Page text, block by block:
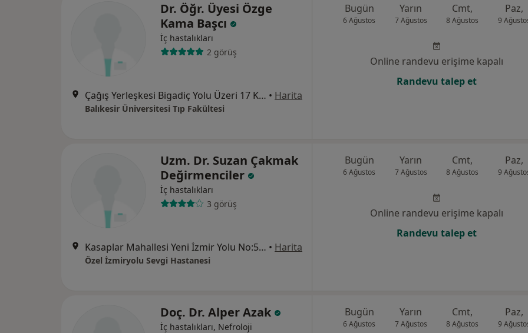
Dr. Öğr. Üyesi Özge
Kama Başcı
İç hastalıkları
2 görüş
Çağış Yerleşkesi Bigadiç Yolu Üzeri 17 Km, Balıkesir • Harita
Balıkesir Üniversitesi Tıp Fakültesi
Bugün
6 Ağustos
Yarın
7 Ağustos
Cmt,
8 Ağustos
Paz,
9
Online randevu erişime kapalı
Randevu talep et
Uzm. Dr. Suzan Çakmak
Değirmenciler
İç hastalıkları
3 görüş
Kasaplar Mahallesi Yeni İzmir Yolu No:50, Balıkesir • Harita
Özel İzmiryolu Sevgi Hastanesi
Bugün
6 Ağustos
Yarın
7 Ağustos
Cmt,
8 Ağustos
Paz,
9
Online randevu erişime kapalı
Randevu talep et
Doç. Dr. Alper Azak
İç hastalıkları, Nefroloji
Bugün
6 Ağustos
Yarın
7 Ağustos
Cmt,
8 Ağustos
Paz,
9